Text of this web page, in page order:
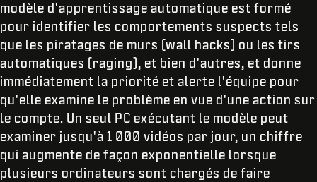
modèle d'apprentissage automatique est formé
pour identifier les comportements suspects tels
que les piratages de murs (wall hacks) ou les tirs
automatiques (raging), et bien d'autres, et donne
immédiatement la priorité et alerte l'équipe pour
qu'elle examine le problème en vue d'une action sur
le compte. Un seul PC exécutant le modèle peut
examiner jusqu'à 1 000 vidéos par jour, un chiffre
qui augmente de façon exponentielle lorsque
plusieurs ordinateurs sont chargés de faire